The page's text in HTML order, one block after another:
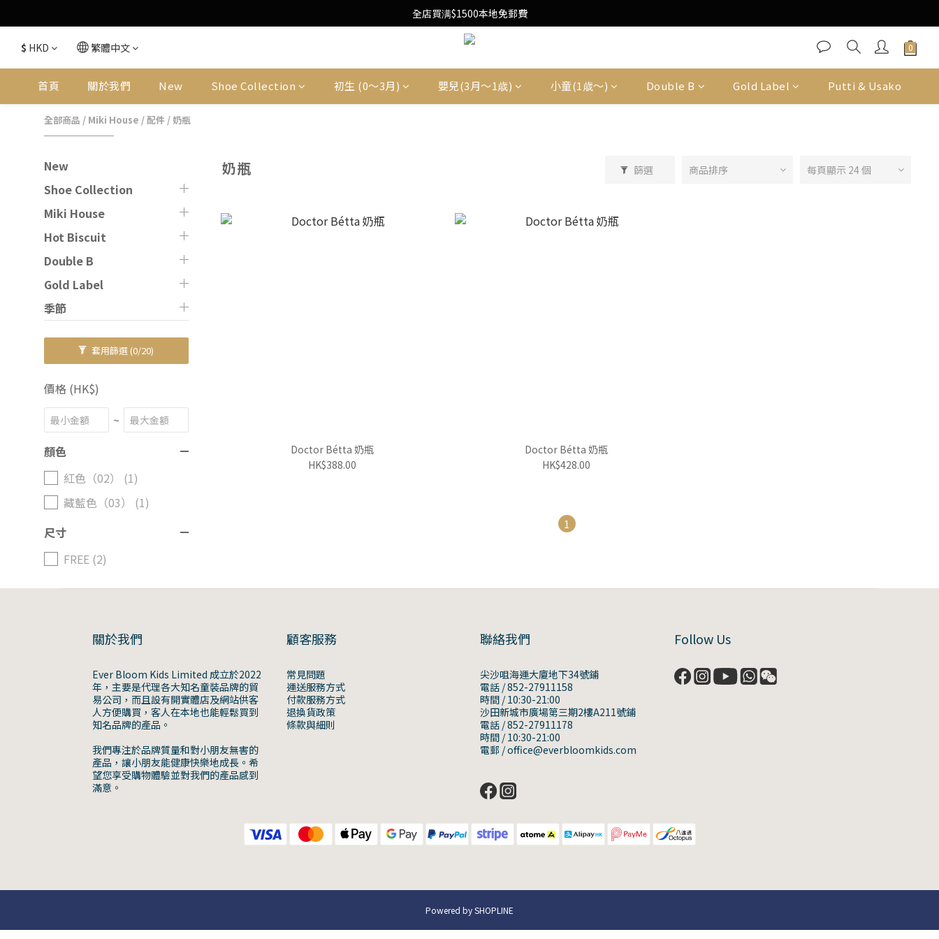
Free Local Shipping Upon $1500 purchase
全店買满$1500本地免郵費
Free Local Shipping Upon $1500 purchase
$ HKD 繁體中文
首頁 關於我們 New Shoe Collection 初生 (0〜3月) 嬰兒(3月〜1歳) 小童(1歳〜) Double B Gold Label Putti & Usako
全部商品 / Miki House /配件 / 奶瓶
New
Shoe Collection
Miki House
Hot Biscuit
Double B
Gold Label
季節
套用篩選(0/20)
價格 (HK$)
~
顏色
紅色（02） (1)
藏藍色（03） (1)
尺寸
FREE (2)
奶瓶 篩選 商品排序 每頁顯示 24 個
Doctor Bétta 奶瓶
HK$388.00
Doctor Bétta 奶瓶
HK$428.00
1
關於我們
Ever Bloom Kids Limited 成立於2022
年，主要是代理各大知名童裝品牌的貿
易公司，而且設有開實體店及網站供客
人方便購買，客人在本地也能輕鬆買到
知名品牌的產品。
我們專注於品牌質量和對小朋友無害的
產品，讓小朋友能健康快樂地成長。希
望您享受購物體驗並對我們的產品感到
滿意。
顧客服務
常見問題
運送服務方式
付款服務方式
退換貨政策
條款與細則
聯絡我們
尖沙咀海運大廈地下34號鋪
電話 / 852-27911158
時間 / 10:30-21:00
沙田新城市廣場第三期2樓A211號鋪
電話 / 852-27911178
時間 / 10:30-21:00
電郵 / office@everbloomkids.com
Follow Us
Powered by SHOPLINE